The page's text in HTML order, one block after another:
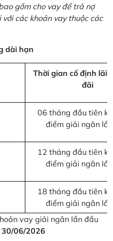
gồm cho vay để trả nợ
các khoản vay thuộc các
dài hạn
Thời gian cố định lãi
đãi
06 tháng đầu tiên
điểm giải ngân
12 tháng đầu tiên
điểm giải ngân
18 tháng đầu tiên
điểm giải ngân
vay giải ngân lần đầu
06/2026